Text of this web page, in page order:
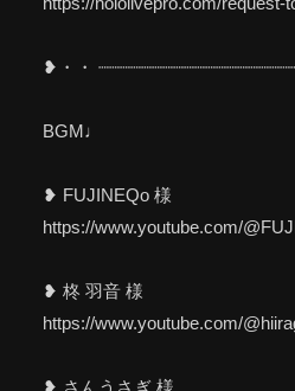
❥・・
BGM♩
❥ FUJINEQo 様
https://www.youtube.com/
❥ 柊 羽音 様
https://www.youtube.com/
❥ さんうさぎ 様